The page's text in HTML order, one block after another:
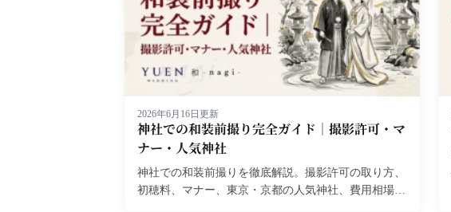
2026年6月16日更新
神社での和装前撮り完全ガイド｜撮影許可・マ
ナー・人気神社
神社での和装前撮りを徹底解説。撮影許可の取り方、
初穂料、マナー、東京・京都の人気神社、費用相場ま